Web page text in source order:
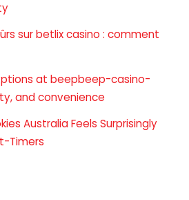
sur betlix casino : comment
at beepbeep-casino-
and convenience
Australia Feels Surprisingly
Timers